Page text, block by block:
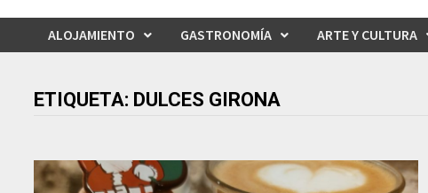
ALOJAMIENTO GASTRONOMÍA ARTE Y CULTURA
ETIQUETA: DULCES GIRONA